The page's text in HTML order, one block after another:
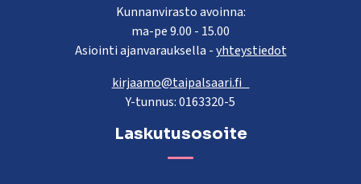
Kunnanvirasto avoinna:
ma-pe 9.00 - 15.00
Asiointi ajanvarauksella -yhteystiedot
kirjaamo@taipalsaari.fi
Y-tunnus: 0163320-5
Laskutusosoite